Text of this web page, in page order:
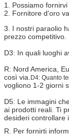
1. Possiamo
2. Fornitore d'oro
3. I nostri paraolio
prezzo competitivo.
D3: In quali luoghi
R: Nord America,
così via. D4: Quanto
vogliono 1-2 giorni
D5: Le immagini
ai prodotti reali. Ti
desideri controllare
R. Per fornirti